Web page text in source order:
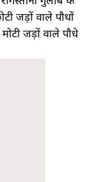
जड़ों वाले पौधों
जड़ों वाले पौधे